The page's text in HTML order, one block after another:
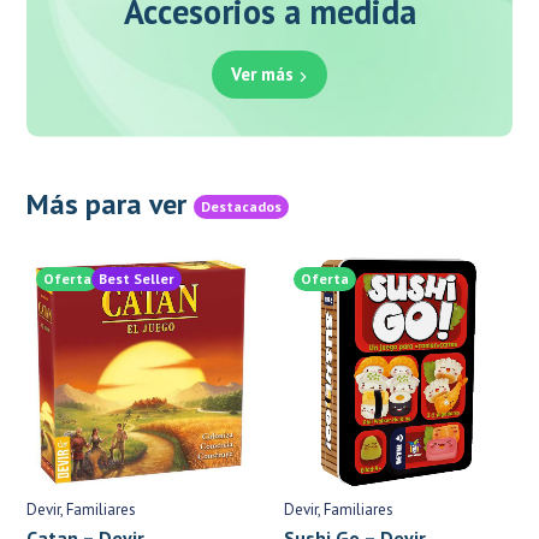
Accesorios a medida
Ver más
Más para ver Destacados
Oferta Best Seller
Devir Familiares
Oferta
Devir Familiares